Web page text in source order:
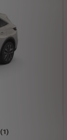
(1)